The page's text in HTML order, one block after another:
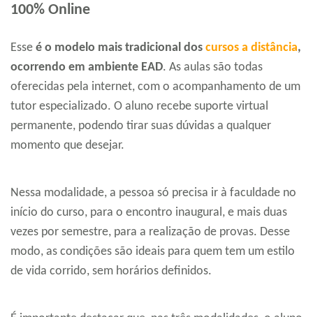
100% Online
Esse é o modelo mais tradicional dos cursos a distância,
ocorrendo em ambiente EAD. As aulas são todas
oferecidas pela internet, com o acompanhamento de um
tutor especializado. O aluno recebe suporte virtual
permanente, podendo tirar suas dúvidas a qualquer
momento que desejar.
Nessa modalidade, a pessoa só precisa ir à faculdade no
início do curso, para o encontro inaugural, e mais duas
vezes por semestre, para a realização de provas. Desse
modo, as condições são ideais para quem tem um estilo
de vida corrido, sem horários definidos.